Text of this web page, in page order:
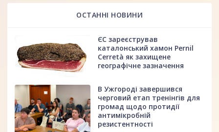
ОСТАННІ НОВИНИ
ЄС зареєстрував
каталонський хамон Pernil
Cerretà як захищене
географічне зазначення
В Ужгороді завершився
черговий етап тренінгів для
громад щодо протидії
антимікробній
резистентності